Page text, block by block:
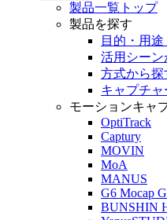
製品一覧トップ
製品を探す
目的・用
活用シーン
方式から探
キャプチ
モーションキャ
OptiTrack
Captury
MOVIN
MoA
MANUS
G6 Mocap
BUNSHIN